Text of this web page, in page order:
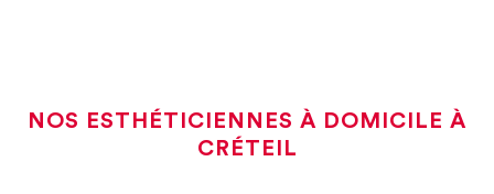
NOS ESTHÉTICIENNES À DOMICILE À
CRÉTEIL